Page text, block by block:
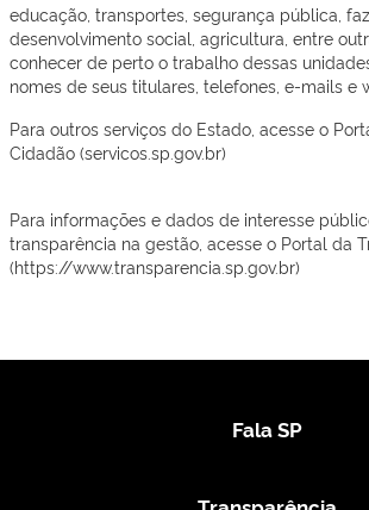
educação, transportes, segurança pública,
desenvolvimento social, agricultura, entre
conhecer de perto o trabalho dessas
nomes de seus titulares, telefones, e-mails e
Para outros serviços do Estado, acesse o
Cidadão (servicos.sp.gov.br)
Para informações e dados de interesse
transparência na gestão, acesse o Portal da
(https://www.transparencia.sp.gov.br)
Fala SP